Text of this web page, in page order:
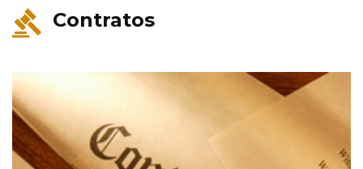
Contratos